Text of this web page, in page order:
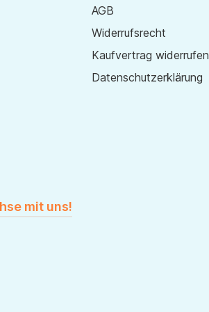
AGB
Widerrufsrecht
Kaufvertrag widerrufen
Datenschutzerklärung
mit uns!